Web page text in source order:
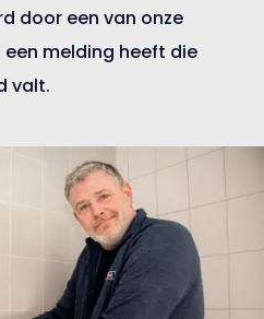
door een van onze
melding heeft die
valt.